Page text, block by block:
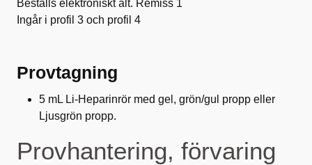
Beställs elektroniskt alt. Remiss 1
Ingår i profil 3 och profil 4
Provtagning
5 mL Li-Heparinrör med gel, grön/gul propp eller
Ljusgrön propp.
Provhantering, förvaring